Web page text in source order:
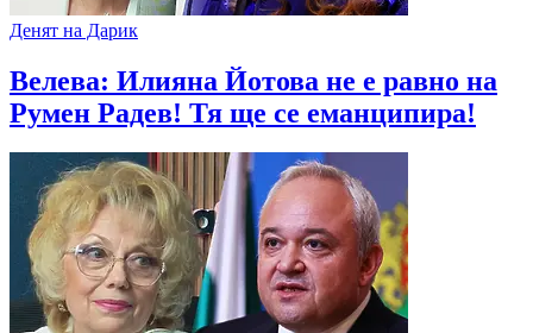
Денят на Дарик
Велева: Илияна Йотова не е равно на
Румен Радев! Тя ще се еманципира!